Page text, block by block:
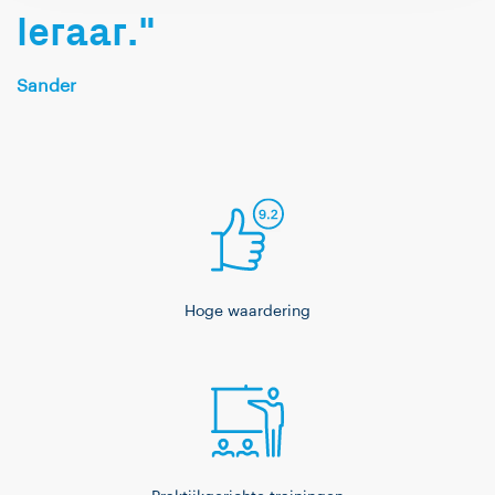
experimenteren. In mijn
klassiekers als Catan
zoals Pandemic.
leraar."
Sander
Hoge waardering